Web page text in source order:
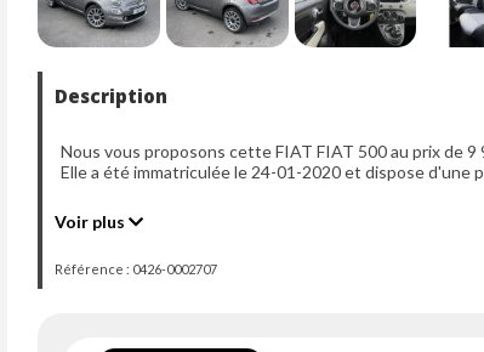
Description
Nous vous proposons cette FIAT FIAT 500 au prix de 9
Elle a été immatriculée le 24-01-2020 et dispose d'une
Voir plus
Référence : 0426-0002707